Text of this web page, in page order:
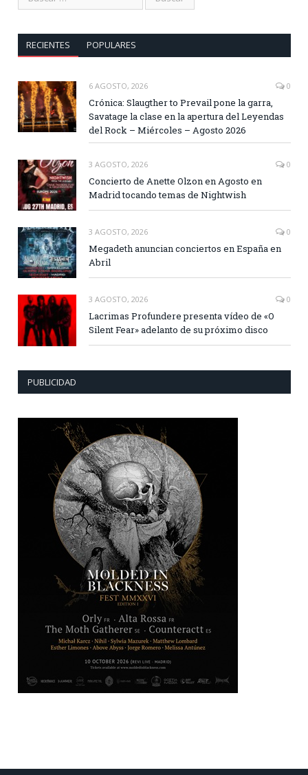
RECIENTES POPULARES
6 AGOSTO, 2026 0
Crónica: Slaugther to Prevail pone la garra,
Savatage la clase en la apertura del Leyendas
del Rock – Miércoles – Agosto 2026
3 AGOSTO, 2026 0
Concierto de Anette Olzon en Agosto en
Madrid tocando temas de Nightwish
3 AGOSTO, 2026 0
Megadeth anuncian conciertos en España en
Abril
3 AGOSTO, 2026 0
Lacrimas Profundere presenta vídeo de «O
Silent Fear» adelanto de su próximo disco
PUBLICIDAD